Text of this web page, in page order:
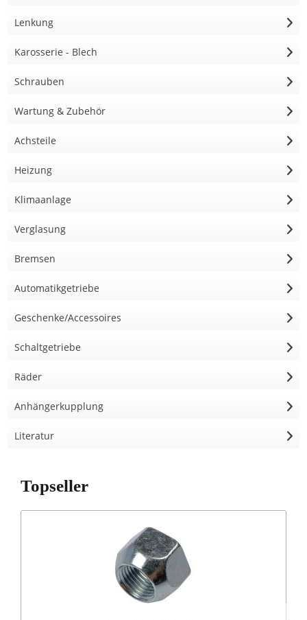
Lenkung
Karosserie - Blech
Schrauben
Wartung & Zubehör
Achsteile
Heizung
Klimaanlage
Verglasung
Bremsen
Automatikgetriebe
Geschenke/Accessoires
Schaltgetriebe
Räder
Anhängerkupplung
Literatur
Topseller